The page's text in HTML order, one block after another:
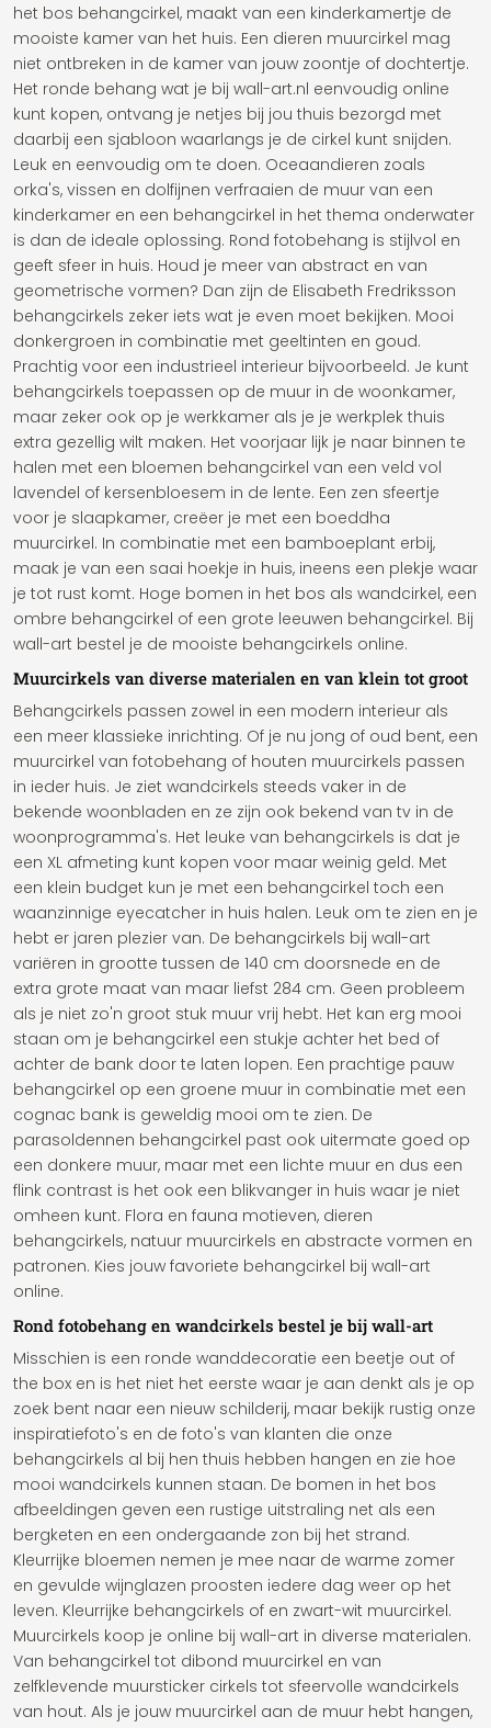
het bos behangcirkel, maakt van een kinderkamertje de
mooiste kamer van het huis. Een dieren muurcirkel mag
niet ontbreken in de kamer van jouw zoontje of dochtertje.
Het ronde behang wat je bij wall-art.nl eenvoudig online
kunt kopen, ontvang je netjes bij jou thuis bezorgd met
daarbij een sjabloon waarlangs je de cirkel kunt snijden.
Leuk en eenvoudig om te doen. Oceaandieren zoals
orka's, vissen en dolfijnen verfraaien de muur van een
kinderkamer en een behangcirkel in het thema onderwater
is dan de ideale oplossing. Rond fotobehang is stijlvol en
geeft sfeer in huis. Houd je meer van abstract en van
geometrische vormen? Dan zijn de Elisabeth Fredriksson
behangcirkels zeker iets wat je even moet bekijken. Mooi
donkergroen in combinatie met geeltinten en goud.
Prachtig voor een industrieel interieur bijvoorbeeld. Je kunt
behangcirkels toepassen op de muur in de woonkamer,
maar zeker ook op je werkkamer als je je werkplek thuis
extra gezellig wilt maken. Het voorjaar lijk je naar binnen te
halen met een bloemen behangcirkel van een veld vol
lavendel of kersenbloesem in de lente. Een zen sfeertje
voor je slaapkamer, creëer je met een boeddha
muurcirkel. In combinatie met een bamboeplant erbij,
maak je van een saai hoekje in huis, ineens een plekje waar
je tot rust komt. Hoge bomen in het bos als wandcirkel, een
ombre behangcirkel of een grote leeuwen behangcirkel. Bij
wall-art bestel je de mooiste behangcirkels online.
Muurcirkels van diverse materialen en van klein tot groot
Behangcirkels passen zowel in een modern interieur als
een meer klassieke inrichting. Of je nu jong of oud bent, een
muurcirkel van fotobehang of houten muurcirkels passen
in ieder huis. Je ziet wandcirkels steeds vaker in de
bekende woonbladen en ze zijn ook bekend van tv in de
woonprogramma's. Het leuke van behangcirkels is dat je
een XL afmeting kunt kopen voor maar weinig geld. Met
een klein budget kun je met een behangcirkel toch een
waanzinnige eyecatcher in huis halen. Leuk om te zien en je
hebt er jaren plezier van. De behangcirkels bij wall-art
variëren in grootte tussen de 140 cm doorsnede en de
extra grote maat van maar liefst 284 cm. Geen probleem
als je niet zo'n groot stuk muur vrij hebt. Het kan erg mooi
staan om je behangcirkel een stukje achter het bed of
achter de bank door te laten lopen. Een prachtige pauw
behangcirkel op een groene muur in combinatie met een
cognac bank is geweldig mooi om te zien. De
parasoldennen behangcirkel past ook uitermate goed op
een donkere muur, maar met een lichte muur en dus een
flink contrast is het ook een blikvanger in huis waar je niet
omheen kunt. Flora en fauna motieven, dieren
behangcirkels, natuur muurcirkels en abstracte vormen en
patronen. Kies jouw favoriete behangcirkel bij wall-art
online.
Rond fotobehang en wandcirkels bestel je bij wall-art
Misschien is een ronde wanddecoratie een beetje out of
the box en is het niet het eerste waar je aan denkt als je op
zoek bent naar een nieuw schilderij, maar bekijk rustig onze
inspiratiefoto's en de foto's van klanten die onze
behangcirkels al bij hen thuis hebben hangen en zie hoe
mooi wandcirkels kunnen staan. De bomen in het bos
afbeeldingen geven een rustige uitstraling net als een
bergketen en een ondergaande zon bij het strand.
Kleurrijke bloemen nemen je mee naar de warme zomer
en gevulde wijnglazen proosten iedere dag weer op het
leven. Kleurrijke behangcirkels of en zwart-wit muurcirkel.
Muurcirkels koop je online bij wall-art in diverse materialen.
Van behangcirkel tot dibond muurcirkel en van
zelfklevende muursticker cirkels tot sfeervolle wandcirkels
van hout. Als je jouw muurcirkel aan de muur hebt hangen,